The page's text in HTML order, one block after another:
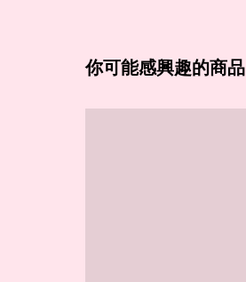
你可能感興趣的商品